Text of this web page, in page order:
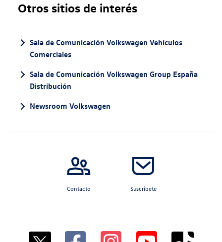
Otros sitios de interés
Sala de Comunicación Volkswagen Vehículos
Comerciales
Sala de Comunicación Volkswagen Group España
Distribución
Newsroom Volkswagen
Contacto Suscríbete